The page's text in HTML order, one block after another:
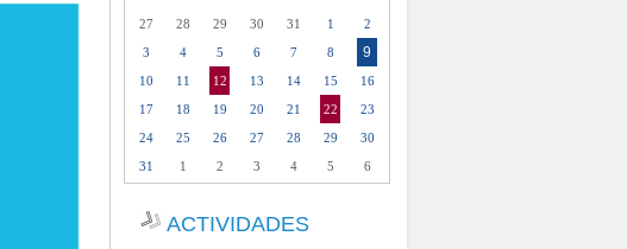
27 28 29 30 31 1
2
3
4 5 6 7 8 9
10 11 12 13 14 15
16
17
18 19 20 21 22
23
24
25 26 27 28 29
30
31
1 2 3 4 5 6
ACTIVIDADES